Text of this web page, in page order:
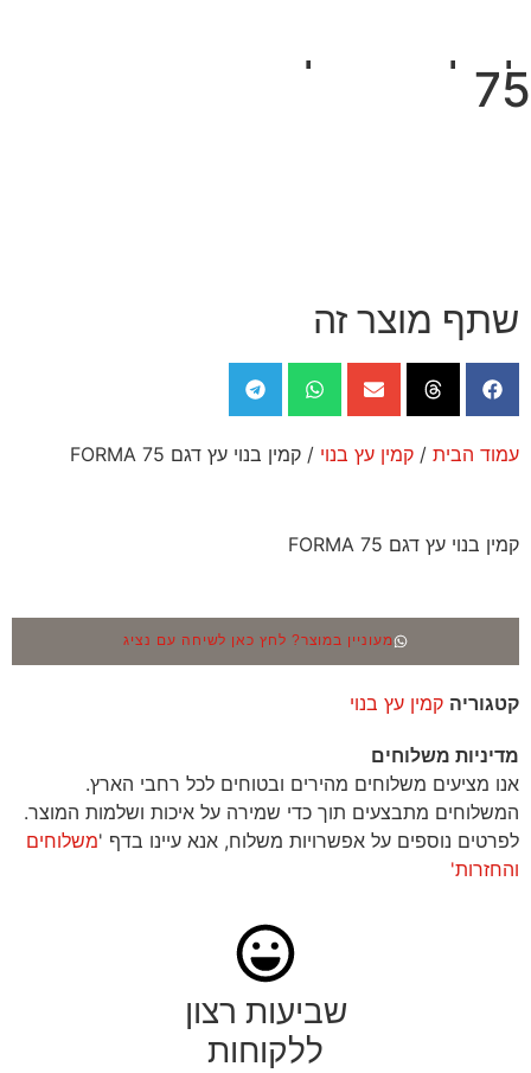
75
עמוד הבית / קמין עץ בנוי / קמין בנוי עץ דגם FORMA 75
קמין בנוי עץ דגם FORMA 75
מעוניין במוצר? לחץ כאן לשיחה עם נציג
קטגוריה קמין עץ בנוי
מדיניות משלוחים
אנו מציעים משלוחים מהירים ובטוחים לכל רחבי הארץ.
המשלוחים מתבצעים תוך כדי שמירה על איכות ושלמות המוצר.
לפרטים נוספים על אפשרויות משלוח, אנא עיינו בדף 'משלוחים
והחזרות'
שביעות רצון
ללקוחות
שתף מוצר זה